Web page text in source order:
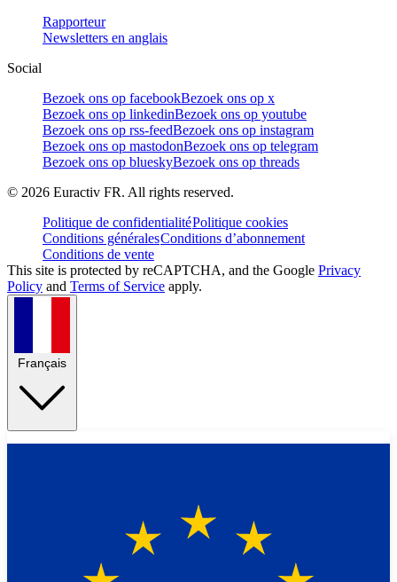
Rapporteur
Newsletters en anglais
Social
Bezoek ons op facebookBezoek ons op x
Bezoek ons op linkedinBezoek ons op youtube
Bezoek ons op rss-feedBezoek ons op instagram
Bezoek ons op mastodonBezoek ons op telegram
Bezoek ons op blueskyBezoek ons op threads
© 2026 Euractiv FR. All rights reserved.
Politique de confidentialitéPolitique cookies
Conditions généralesConditions d’abonnement
Conditions de vente
This site is protected by reCAPTCHA, and the Google Privacy
Policy and Terms of Service apply.
Français